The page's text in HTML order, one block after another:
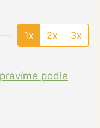
1x 2x 3x
podle